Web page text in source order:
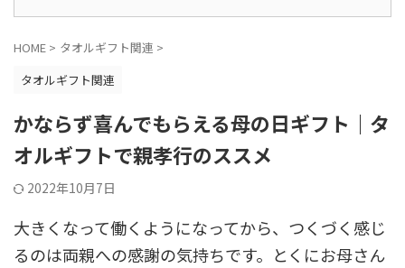
HOME > タオルギフト関連 >
タオルギフト関連
かならず喜んでもらえる母の日ギフト｜タ
オルギフトで親孝行のススメ
2022年10月7日
大きくなって働くようになってから、つくづく感じ
るのは両親への感謝の気持ちです。とくにお母さん